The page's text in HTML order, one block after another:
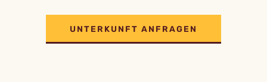
UNTERKUNFT ANFRAGEN